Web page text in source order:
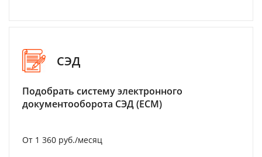
СЭД
Подобрать систему электронного
документооборота СЭД (ECM)
От 1 360 руб./месяц